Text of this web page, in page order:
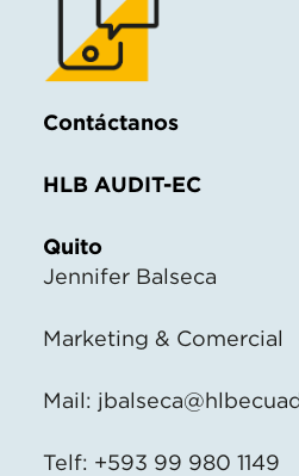
Contáctanos
HLB AUDIT-EC
Quito
Jennifer Balseca
Marketing & Comercial
Mail:
Telf: +593 99 980 1149